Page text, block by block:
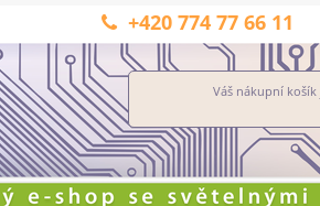
+420 774 77 66 11
Váš nákupní